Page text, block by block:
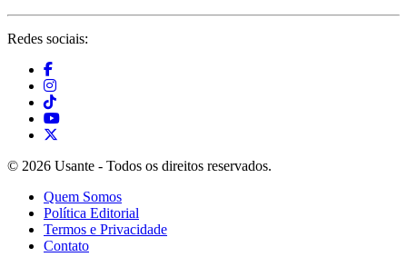
Redes sociais:
© 2026 Usante - Todos os direitos reservados.
Quem Somos
Política Editorial
Termos e Privacidade
Contato